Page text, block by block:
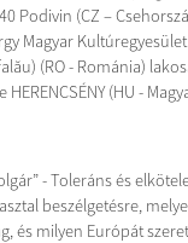
Podivin (CZ –
Magyar
(RO - Románia)
(HU -
- Toleráns és
beszélgetésre,
és milyen Európát